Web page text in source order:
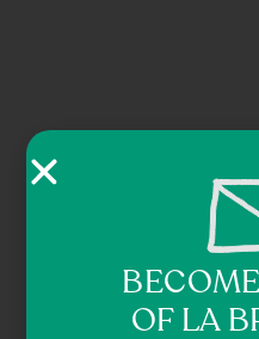
OF LA